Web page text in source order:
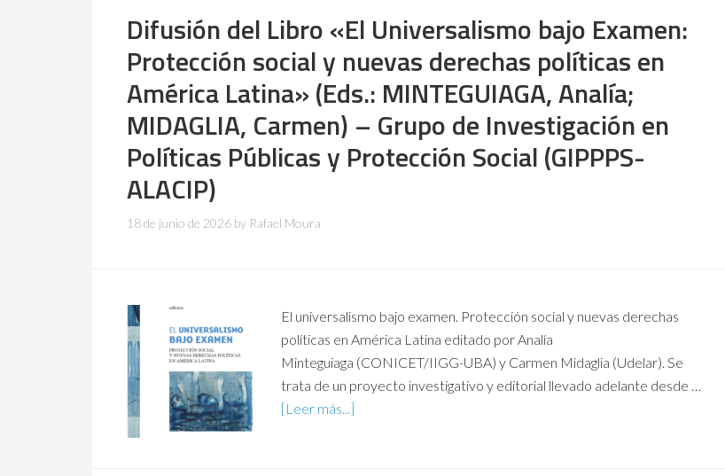
Difusión del Libro «El Universalismo bajo Examen:
Protección social y nuevas derechas políticas en
América Latina» (Eds.: MINTEGUIAGA, Analía;
MIDAGLIA, Carmen) – Grupo de Investigación en
Políticas Públicas y Protección Social (GIPPPS-
ALACIP)
18 de junio de 2026 by Rafael Moura
El universalismo bajo examen. Protección social y nuevas derechas
políticas en América Latina editado por Analía
Minteguiaga (CONICET/IIGG-UBA) y Carmen Midaglia (Udelar). Se
trata de un proyecto investigativo y editorial llevado adelante desde …
[Leer más...]